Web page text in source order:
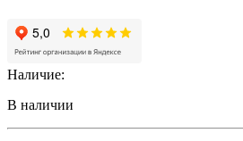
Наличие:
В наличии